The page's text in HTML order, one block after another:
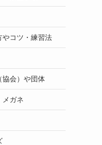
やコツ・練習法
協会）や団体
メガネ